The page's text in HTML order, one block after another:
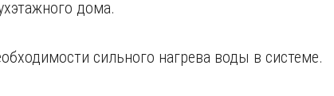
дома.
сильного нагрева воды в системе.